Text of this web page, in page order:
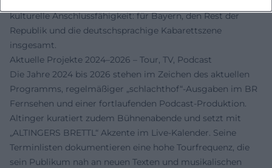
kulturelle Anschlussfähigkeit: für Bayern, den Rest der
Republik und die deutschsprachige Kabarettszene
insgesamt.
Aktuelle Projekte 2024–2026 – Tour, TV, Podcast
Die Jahre 2024 bis 2026 stehen im Zeichen des aktuellen
Programms, regelmäßiger „schlachthof“-Ausgaben im BR
Fernsehen und einer fortlaufenden Podcast-Produktion.
Altinger kuratiert zudem Bühnenabende und setzt mit
„ALTINGERS BRETTL“ Akzente im Live-Kalender. Seine
Terminlisten dokumentieren eine hohe Tourfrequenz, die
sein Publikum nah an neuen Texten und musikalischen